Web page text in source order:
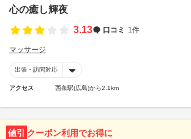
心の癒し輝夜
3.13
口コミ 1件
マッサージ
出張・訪問対応
アクセス 西条駅(広島)から2.1km
値引 クーポン利用でお得に